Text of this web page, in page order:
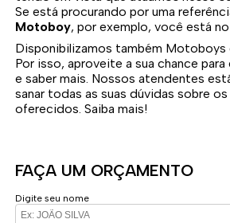
Se está procurando por uma
Motoboy, por exemplo, você está
Disponibilizamos também Motoboys
Por isso, aproveite a sua chance
e saber mais. Nossos atendentes
sanar todas as suas dúvidas sobre
oferecidos. Saiba mais!
FAÇA UM ORÇAMENTO
Digite seu nome